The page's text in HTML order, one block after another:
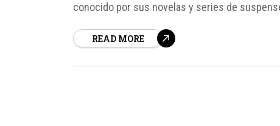
conocido por sus novelas y series de
READ MORE